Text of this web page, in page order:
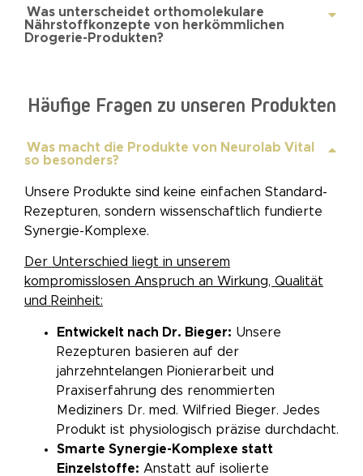
Was unterscheidet orthomolekulare
Nährstoffkonzepte von herkömmlichen
Drogerie-Produkten?
Häufige Fragen zu unseren Produkten
Was macht die Produkte von Neurolab Vital
so besonders?
Unsere Produkte sind keine einfachen Standard-
Rezepturen, sondern wissenschaftlich fundierte
Synergie-Komplexe.
Der Unterschied liegt in unserem
kompromisslosen Anspruch an Wirkung, Qualität
und Reinheit:
Entwickelt nach Dr. Bieger: Unsere
Rezepturen basieren auf der
jahrzehntelangen Pionierarbeit und
Praxiserfahrung des renommierten
Mediziners Dr. med. Wilfried Bieger. Jedes
Produkt ist physiologisch präzise durchdacht.
Smarte Synergie-Komplexe statt
Einzelstoffe: Anstatt auf isolierte